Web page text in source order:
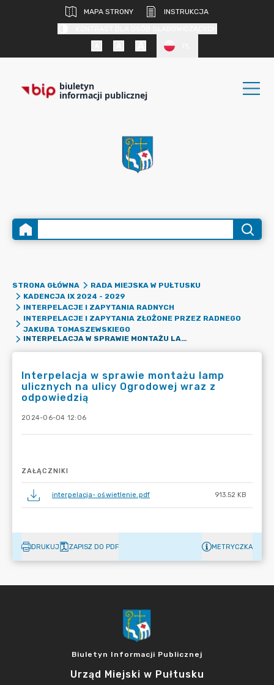
MAPA STRONY
INSTRUKCJA
biuletyn
informacji publicznej
STRONA GŁÓWNA
RADA MIEJSKA W PUŁTUSKU
KADENCJA IX 2024 - 2029
INTERPELACJE I ZAPYTANIA RADNYCH
INTERPELACJE I ZAPYTANIA ZŁOŻONE PRZEZ RADNEGO
JAKUBA TOMASZEWSKIEGO
INTERPELACJA W SPRAWIE MONTAŻU LAMP ULICZNYCH NA ULICY OGRODOWEJ WRAZ Z ODPOWIEDZIĄ
Interpelacja w sprawie montażu lamp
ulicznych na ulicy Ogrodowej wraz z
odpowiedzią
2024-06-04 12:06
ZAŁĄCZNIKI
interpelacja- oświetlenie.pdf 913.52 KB
DRUKUJ ZAPISZ DO PDF METRYCZKA
Biuletyn Informacji Publicznej
Urząd Miejski w Pułtusku